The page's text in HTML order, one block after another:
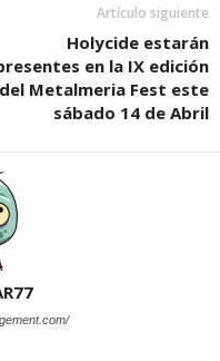
Artículo siguiente
Holycide estarán
en la IX edición
del Metalmeria Fest este
sábado 14 de Abril